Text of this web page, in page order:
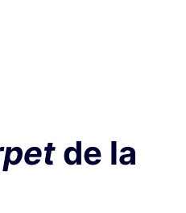
de la